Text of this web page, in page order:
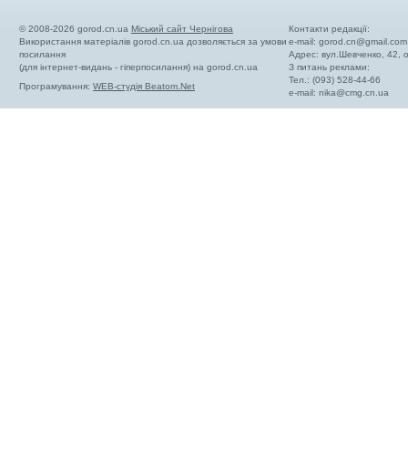
© 2008-2026 gorod.cn.ua Міський сайт Чернігова
Використання матеріалів gorod.cn.ua дозволяється за умови
посилання
(для інтернет-видань - гіперпосилання) на gorod.cn.ua
Програмування: WEB-студія Beatom.Net
Контакти редакції:
e-mail:gorod.cn@gmail.com
Адрес: вул.Шевченко, 42,
З питань реклами:
Тел.: (093) 528-44-66
e-mail:nika@cmg.cn.ua